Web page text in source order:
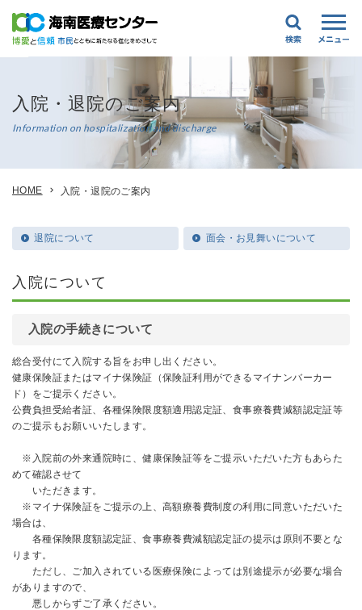
入院・退院のご案内
Information on hospitalization and discharge
HOME 入院・退院のご案内
退院について 面会・お見舞いについて
入院について
入院の手続きについて
総合受付にて入院する旨をお申し出ください。
健康保険証またはマイナ保険証（保険証利用ができるマイナンバーカー
ド）をご提示ください。
公費負担受給者証、各種保険限度額適用認定証、食事療養費減額認定証等
のご提示もお願いいたします。
※入院前の外来通院時に、健康保険証等をご提示いただいた方もあらた
めて確認させて
いただきます。
※マイナ保険証をご提示の上、高額療養費制度の利用に同意いただいた
場合は、
各種保険限度額認定証、食事療養費減額認定証の提示は原則不要とな
ります。
ただし、ご加入されている医療保険によっては別途提示が必要な場合
がありますので、
悪しからずご了承ください。